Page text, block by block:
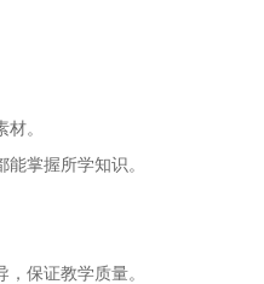
。
掌握所学知识。
保证教学质量。